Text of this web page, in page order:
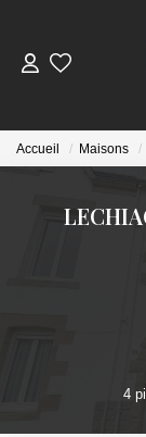
Accueil Maisons
4